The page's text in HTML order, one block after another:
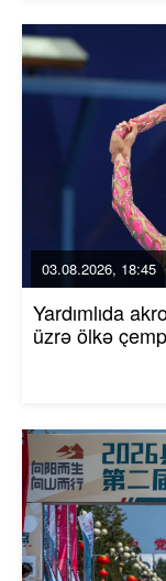
03.08.2026, 18:45
Yardımlıda
üzrə ölkə